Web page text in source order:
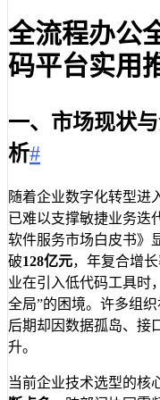
全流程办公
码平台实用
一、市场现状
析#
随着企业数字化转型进
已难以支撑敏捷业务迭
软件服务市场白皮书》
破128亿元，年复合增
业在引入低代码工具时
全局”的困境。许多组
后期却因数据孤岛、接
升。
当前企业技术选型的核